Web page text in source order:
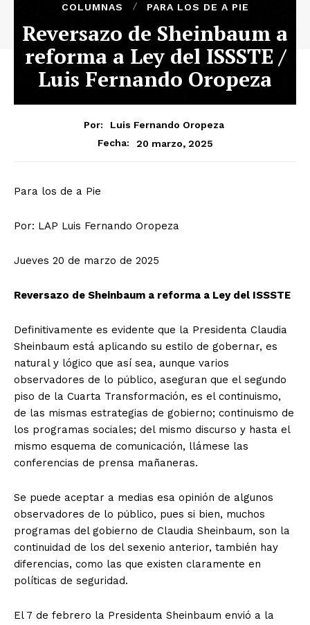
COLUMNAS PARA LOS DE A PIE
Reversazo de Sheinbaum a
reforma a Ley del ISSSTE /
Luis Fernando Oropeza
Por:
Luis Fernando Oropeza
Fecha:
20 marzo, 2025
Para los de a Pie
Por: LAP Luis Fernando Oropeza
Jueves 20 de marzo de 2025
Reversazo de Sheinbaum a reforma a Ley del ISSSTE
Definitivamente es evidente que la Presidenta Claudia
Sheinbaum está aplicando su estilo de gobernar, es
natural y lógico que así sea, aunque varios
observadores de lo público, aseguran que el segundo
piso de la Cuarta Transformación, es el continuismo,
de las mismas estrategias de gobierno; continuismo de
los programas sociales; del mismo discurso y hasta el
mismo esquema de comunicación, llámese las
conferencias de prensa mañaneras.
Se puede aceptar a medias esa opinión de algunos
observadores de lo público, pues si bien, muchos
programas del gobierno de Claudia Sheinbaum, son la
continuidad de los del sexenio anterior, también hay
diferencias, como las que existen claramente en
políticas de seguridad.
El 7 de febrero la Presidenta Sheinbaum envió a la